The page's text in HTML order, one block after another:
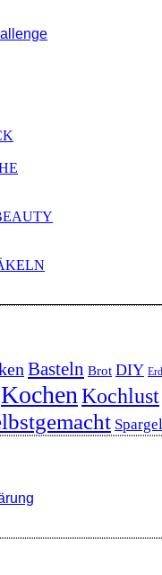
Basteln Brot DIY
KochenKochlust
Spargel